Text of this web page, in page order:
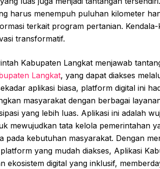
harus menempuh puluhan kilometer
terkait program pertanian.
transformatif.
Kabupaten Langkat menjawab
Langkat, yang dapat diakses
aplikasi biasa, platform digital ini
masyarakat dengan berbagai
yang lebih luas. Aplikasi ini adalah
mewujudkan tata kelola pemerintahan
pada kebutuhan masyarakat. Dengan
yang mudah diakses, Aplikasi
ekosistem digital yang inklusif,